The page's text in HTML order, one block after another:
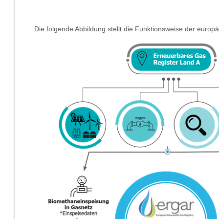
Die folgende Abbildung stellt die Funktionsweise der